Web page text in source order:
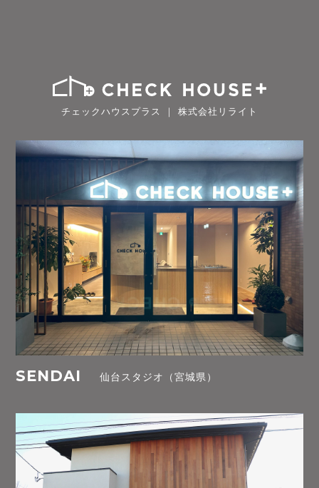
チェックハウスプラス ｜ 株式会社リライト
SENDAI 仙台スタジオ（宮城県）